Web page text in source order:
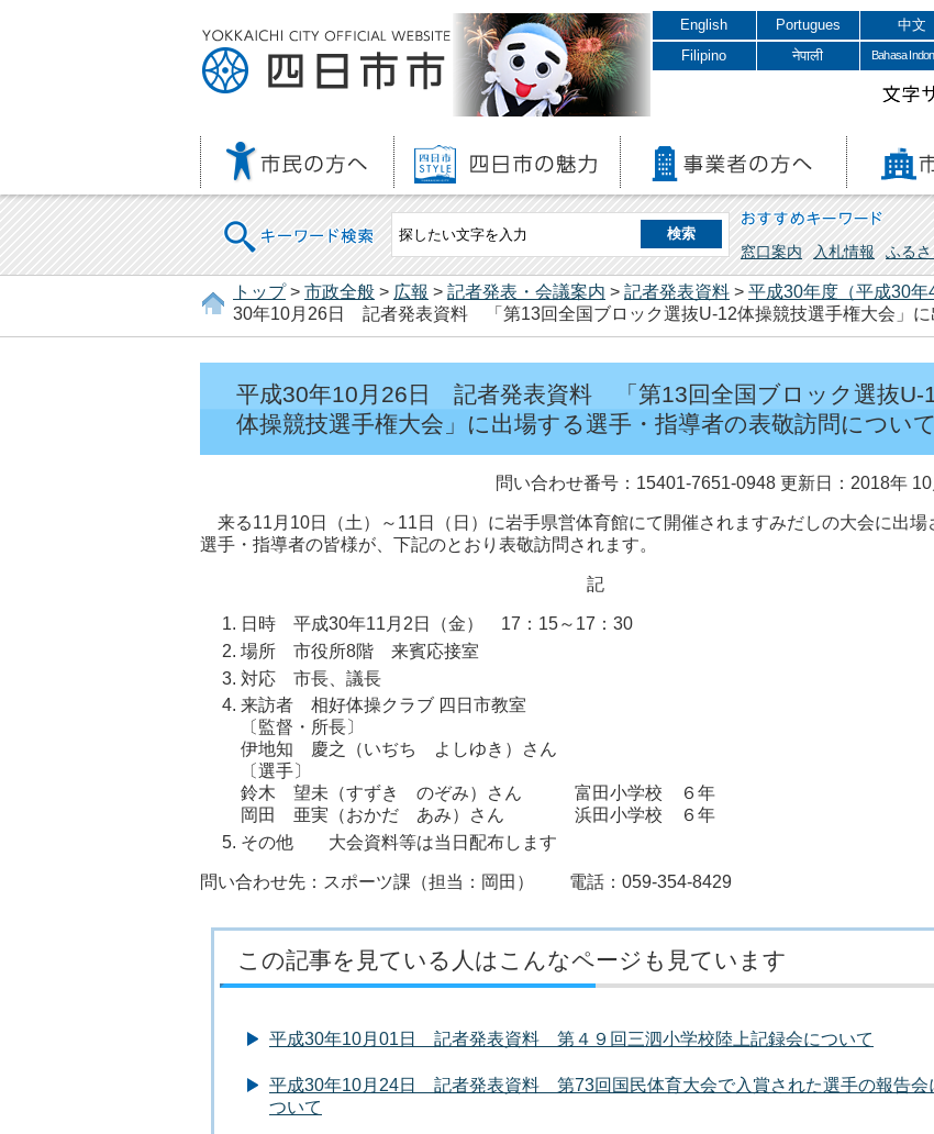
English Portugues 中文
Filipino
नेपाली Bahasa
文字
キーワード検索 おすすめキーワード
窓口案内 入札情報 ふる
トップ> 市政全般 > 広報 > 記者発表・会議案内 > 記者発表資料 > 平成30年度（平成30年
30年10月26日 記者発表資料 「第13回全国ブロック選抜U-12体操競技選手権大会」に
平成30年10月26日 記者発表資料 「第13回全国ブロック選抜U-
体操競技選手権大会」に出場する選手・指導者の表敬訪問について
問い合わせ番号：15401-7651-0948 更新日：2018年 10
来る11月10日（土）～11日（日）に岩手県営体育館にて開催されますみだしの大会に出場
選手・指導者の皆様が、下記のとおり表敬訪問されます。
記
日時 平成30年11月2日（金） 17：15～17：30
場所 市役所8階 来賓応接室
対応 市長、議長
来訪者 相好体操クラブ 四日市教室
〔監督・所長〕
伊地知 慶之（いぢち よしゆき）さん
〔選手〕
鈴木 望未（すずき のぞみ）さん 富田小学校 ６年
岡田 亜実（おかだ あみ）さん 浜田小学校 ６年
その他 大会資料等は当日配布します
問い合わせ先：スポーツ課（担当：岡田） 電話：059-354-8429
この記事を見ている人はこんなページも見ています
平成30年10月01日 記者発表資料 第４９回三泗小学校陸上記録会について
平成30年10月24日 記者発表資料 第73回国民体育大会で入賞された選手の報告会
ついて